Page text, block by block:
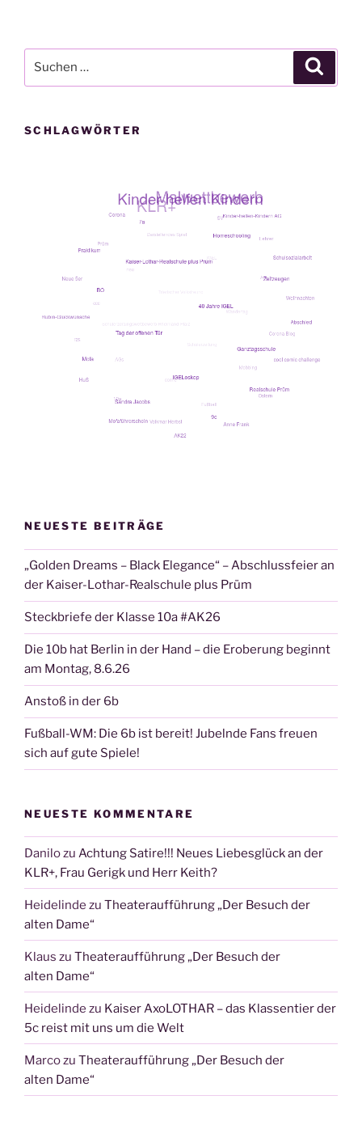
nach:
SCHLAGWÖRTER
NEUESTE BEITRÄGE
„Golden Dreams – Black Elegance“ – Abschlussfeier an
der Kaiser-Lothar-Realschule plus Prüm
Steckbriefe der Klasse 10a #AK26
Die 10b hat Berlin in der Hand – die Eroberung beginnt
am Montag, 8.6.26
Anstoß in der 6b
Fußball-WM: Die 6b ist bereit! Jubelnde Fans freuen
sich auf gute Spiele!
NEUESTE KOMMENTARE
Danilozu Achtung Satire!!! Neues Liebesglück an der
KLR+, Frau Gerigk und Herr Keith?
Heidelinde zu Theateraufführung „Der Besuch der
alten Dame“
Klaus zu Theateraufführung „Der Besuch der
alten Dame“
Heidelinde zu Kaiser AxoLOTHAR – das Klassentier der
5c reist mit uns um die Welt
Marcozu Theateraufführung „Der Besuch der
alten Dame“